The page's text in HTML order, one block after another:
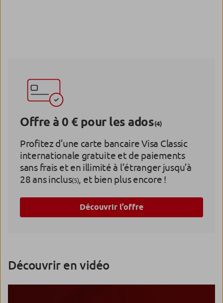
Offre à 0 € pour les ados(4)
Profitez d’une carte bancaire Visa Classic
internationale gratuite et de paiements
sans frais et en illimité à l’étranger jusqu’à
28 ans inclus(5), et bien plus encore !
Découvrir l’offre
Découvrir en vidéo